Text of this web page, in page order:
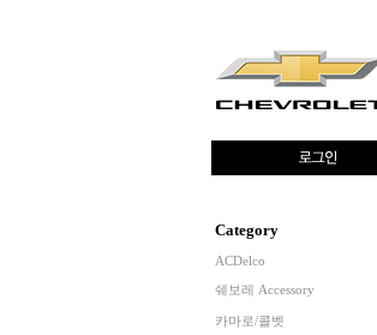
Category
ACDelco
쉐보레 Accessory
카마로/콜벳